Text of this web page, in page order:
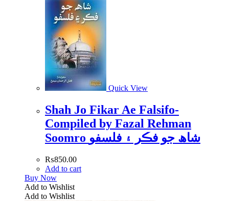
Quick View
Shah Jo Fikar Ae Falsifo-
Compiled by Fazal Rehman
Soomro شاھ جو فڪر ۽ فلسفو
₨850.00
Add to cart
Buy Now
Add to Wishlist
Add to Wishlist